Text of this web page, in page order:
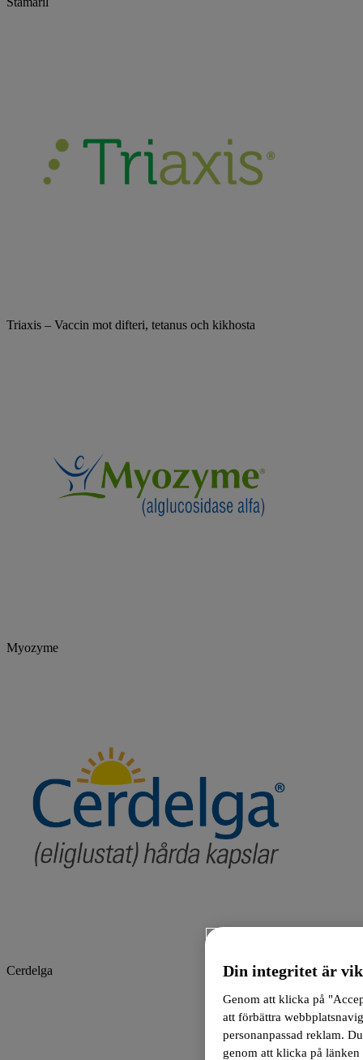
Triaxis – Vaccin mot difteri, tetanus och kikhosta
Myozyme
Cerdelga Din integritet är
Genom att klicka på
att förbättra
personanpassad reklam.
genom att klicka på